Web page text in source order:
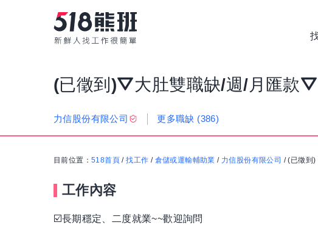
(已徵到)⛛大肚雙職缺/週/月匯款
力信股份有限公司 更多職缺 (386)
目前位置： 518首頁 /找工作 / 倉儲或運輸輔助業 / 力信股份有限公司 /(已徵到
工作內容
️☑️長期穩定、二度就業~~歡迎詢問